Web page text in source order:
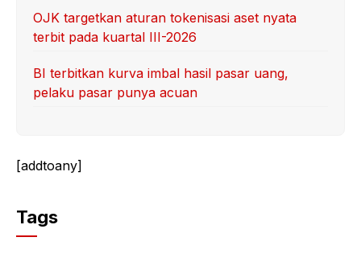
OJK targetkan aturan tokenisasi aset nyata
terbit pada kuartal III-2026
BI terbitkan kurva imbal hasil pasar uang,
pelaku pasar punya acuan
[addtoany]
Tags